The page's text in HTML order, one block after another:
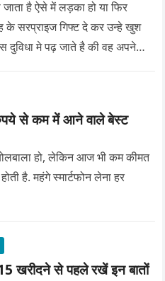
है ऐसे में लड़का हो या फिर
के सरप्राइज गिफ्ट दे कर उन्हे खुश
दुविधा मे पढ़ जाते है की वह अपने
से कम में आने वाले बेस्ट
हो, लेकिन आज भी कम कीमत
है. महंगे स्मार्टफोन लेना हर
खरीदने से पहले रखें इन बातों